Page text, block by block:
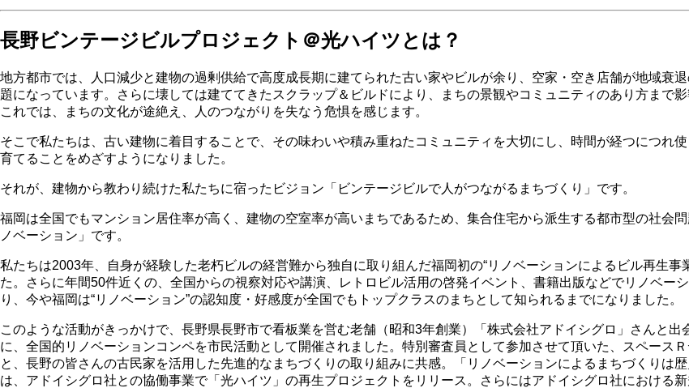
長野ビンテージビルプロジェクト＠光ハイツとは？
地方都市では、人口減少と建物の過剰供給で高度成長期に建てられた古い家やビルが余り、空家・空き店舗が地域衰
題になっています。さらに壊しては建ててきたスクラップ＆ビルドにより、まちの景観やコミュニティのあり方まで影
これでは、まちの文化が途絶え、人のつながりを失なう危惧を感じます。
そこで私たちは、古い建物に着目することで、その味わいや積み重ねたコミュニティを大切にし、時間が経つにつれ
育てることをめざすようになりました。
それが、建物から教わり続けた私たちに宿ったビジョン「ビンテージビルで人がつながるまちづくり」です。
福岡は全国でもマンション居住率が高く、建物の空室率が高いまちであるため、集合住宅から派生する都市型の社会
ノベーション」です。
私たちは2003年、自身が経験した老朽ビルの経営難から独自に取り組んだ福岡初の“リノベーションによるビル再生
た。さらに年間50件近くの、全国からの視察対応や講演、レトロビル活用の啓発イベント、書籍出版などでリノベー
り、今や福岡は“リノベーション”の認知度・好感度が全国でもトップクラスのまちとして知られるまでになりました。
このような活動がきっかけで、長野県長野市で看板業を営む老舗（昭和3年創業）「株式会社アドイシグロ」さんと
に、全国的リノベーションコンペを市民活動として開催されました。特別審査員として参加させて頂いた、スペース
と、長野の皆さんの古民家を活用した先進的なまちづくりの取り組みに共感。「リノベーションによるまちづくりは
は、アドイシグロ社との協働事業で「光ハイツ」の再生プロジェクトをリリース。さらにはアドイシグロ社における